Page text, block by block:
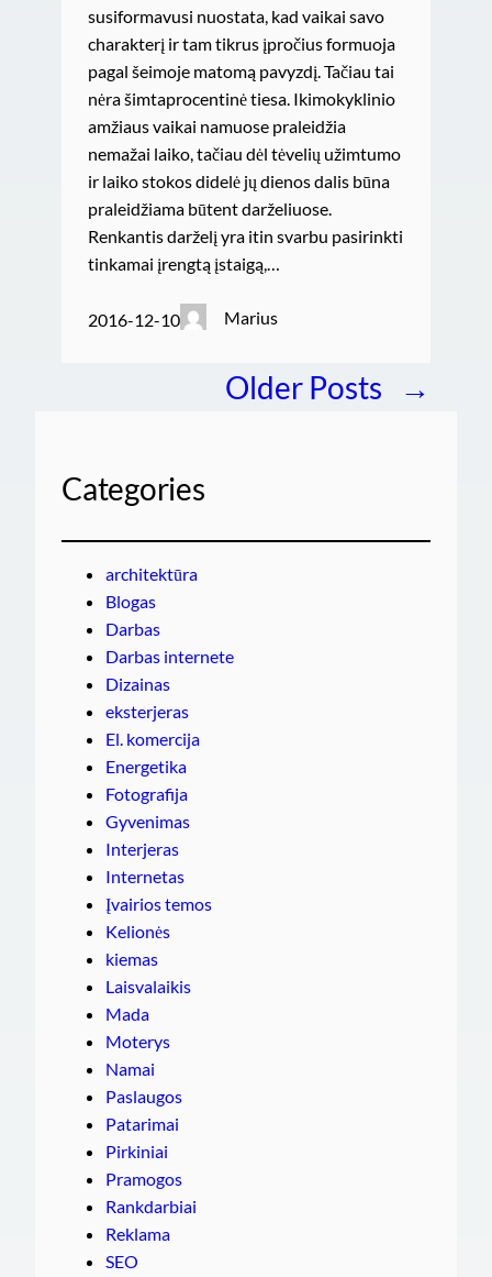
susiformavusi nuostata, kad vaikai savo
charakterį ir tam tikrus įpročius formuoja
pagal šeimoje matomą pavyzdį. Tačiau tai
nėra šimtaprocentinė tiesa. Ikimokyklinio
amžiaus vaikai namuose praleidžia
nemažai laiko, tačiau dėl tėvelių užimtumo
ir laiko stokos didelė jų dienos dalis būna
praleidžiama būtent darželiuose.
Renkantis darželį yra itin svarbu pasirinkti
tinkamai įrengtą įstaigą,…
2016-12-10 Marius
Older Posts →
Categories
architektūra
Blogas
Darbas
Darbas internete
Dizainas
eksterjeras
El. komercija
Energetika
Fotografija
Gyvenimas
Interjeras
Internetas
Įvairios temos
Kelionės
kiemas
Laisvalaikis
Mada
Moterys
Namai
Paslaugos
Patarimai
Pirkiniai
Pramogos
Rankdarbiai
Reklama
SEO